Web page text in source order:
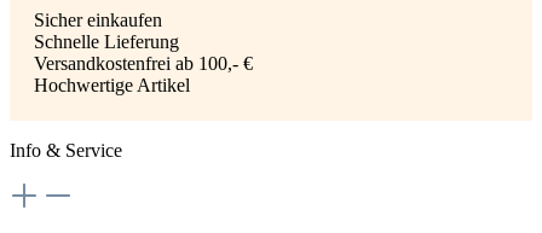
Sicher einkaufen
Schnelle Lieferung
Versandkostenfrei ab 100,- €
Hochwertige Artikel
Info & Service